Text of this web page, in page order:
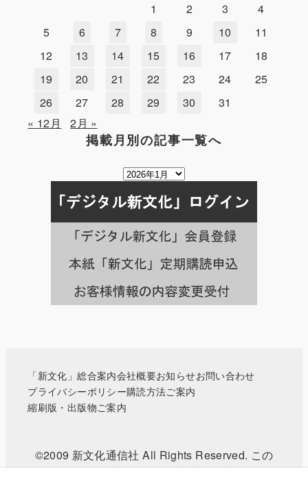
1
2 3
4
5
6 7 8 9 10
11
12
13 14 15 16 17
18
19
20 21 22 23 24
25
26
27 28 29 30
31
« 12月
2月 »
掲載月別の記事一覧へ
掲
月
別
の
事
一
覧
「新文化」総合案内会社概要お知らせお問い合わせ
プライバシーポリシー購読方法ご案内
縮刷版・出版物ご案内
©2009 新文化通信社 All Rights Reserved. この
WEBサイトに掲載されている記事・写真などの無